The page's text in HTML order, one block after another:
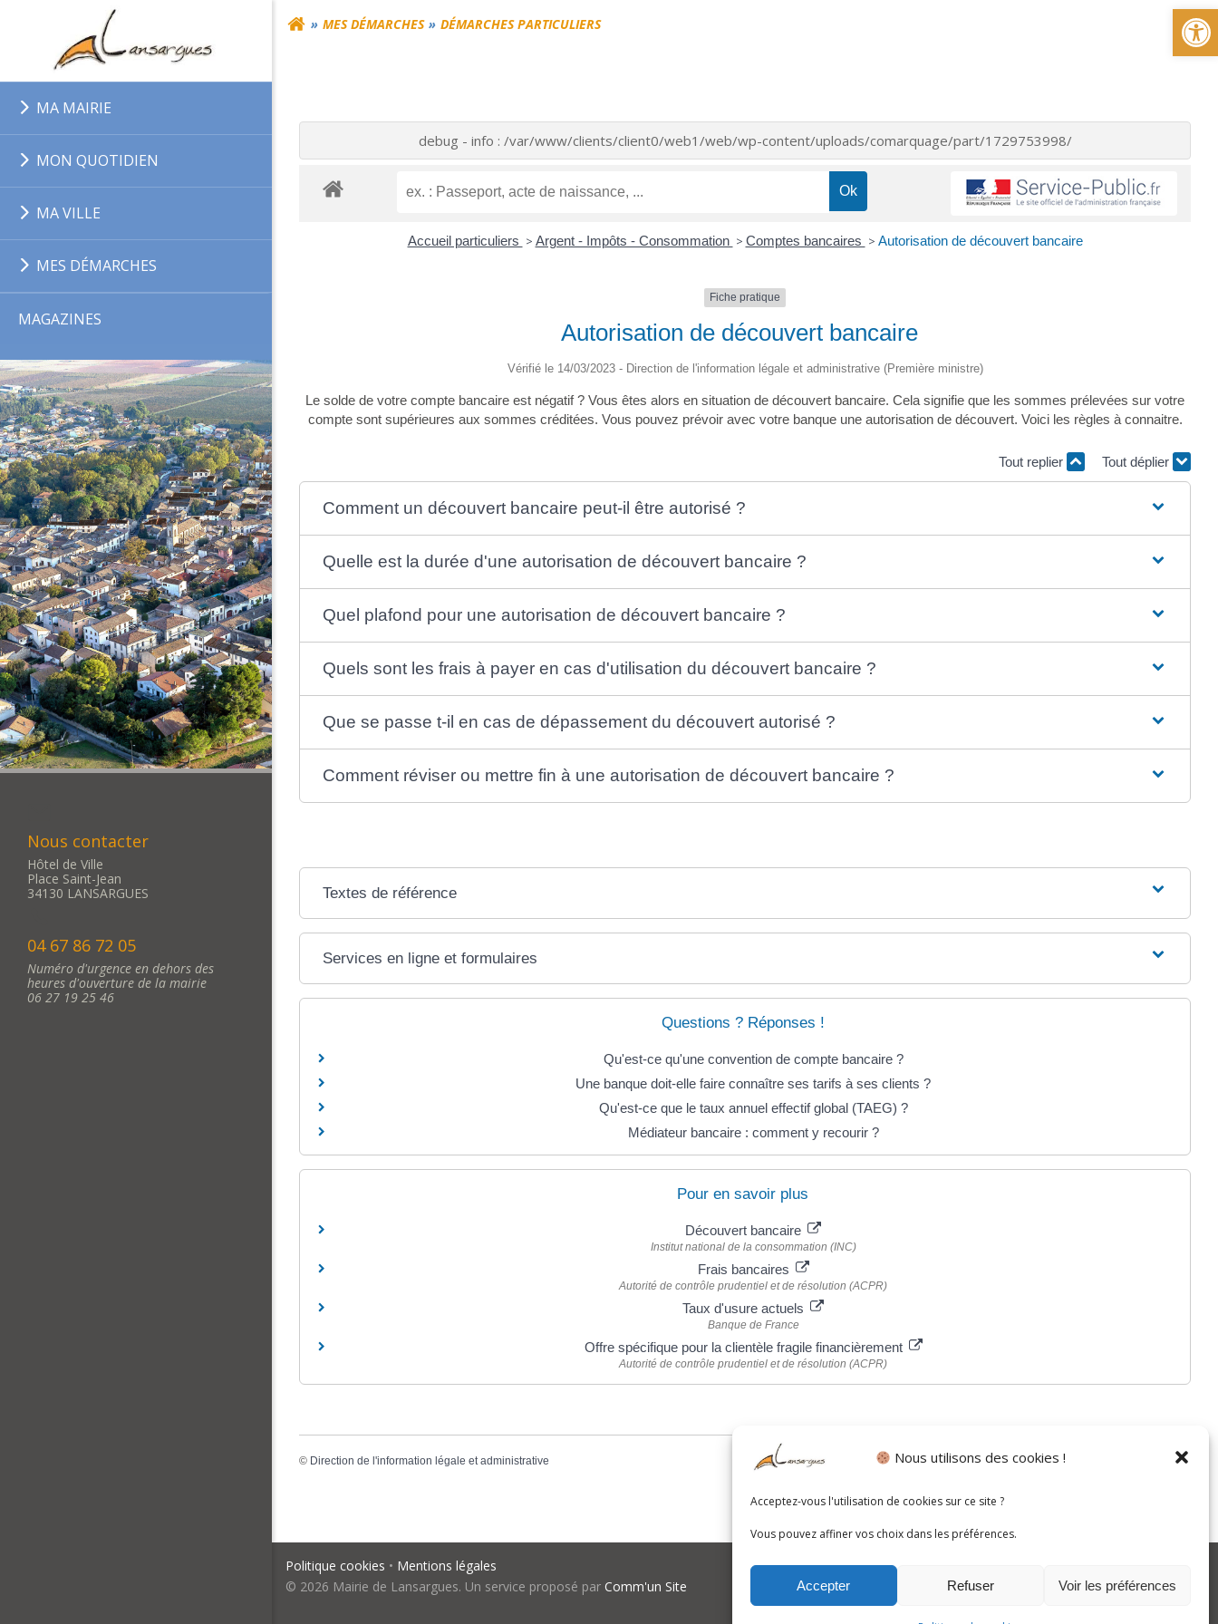
Nous utilisons des cookies !
Acceptez-vous l'utilisation de cookies sur ce site ?
Vous pouvez affiner vos choix dans les préférences.
Accepter Refuser Voir les préférences
MA MAIRIE
MON QUOTIDIEN
MA VILLE
MES DÉMARCHES
MAGAZINES
Nous contacter
Hôtel de Ville
Place Saint-Jean
34130 LANSARGUES
04 67 86 72 05
Numéro d'urgence en dehors des
heures d'ouverture de la mairie
06 27 19 25 46
MES DÉMARCHES DÉMARCHES PARTICULIERS
debug - info : /var/www/clients/client0/web1/web/wp-content/uploads/comarquage/part/1729753998/
Accueil particuliers > Argent - Impôts - Consommation > Comptes bancaires > Autorisation de découvert bancaire
Fiche pratique
Autorisation de découvert bancaire
Vérifié le 14/03/2023 - Direction de l'information légale et administrative (Première ministre)
Le solde de votre compte bancaire est négatif ? Vous êtes alors en situation de découvert bancaire. Cela signifie que les sommes prélevées sur votre
compte sont supérieures aux sommes créditées. Vous pouvez prévoir avec votre banque une autorisation de découvert. Voici les règles à connaitre.
Tout replier Tout déplier
Comment un découvert bancaire peut-il être autorisé ?
Quelle est la durée d'une autorisation de découvert bancaire ?
Quel plafond pour une autorisation de découvert bancaire ?
Quels sont les frais à payer en cas d'utilisation du découvert bancaire ?
Que se passe t-il en cas de dépassement du découvert autorisé ?
Comment réviser ou mettre fin à une autorisation de découvert bancaire ?
Textes de référence
Services en ligne et formulaires
Questions ? Réponses !
Qu'est-ce qu'une convention de compte bancaire ?
Une banque doit-elle faire connaître ses tarifs à ses clients ?
Qu'est-ce que le taux annuel effectif global (TAEG) ?
Médiateur bancaire : comment y recourir ?
Pour en savoir plus
Découvert bancaire
Institut national de la consommation (INC)
Frais bancaires
Autorité de contrôle prudentiel et de résolution (ACPR)
Taux d'usure actuels
Banque de France
Offre spécifique pour la clientèle fragile financièrement
Autorité de contrôle prudentiel et de résolution (ACPR)
© Direction de l'information légale et administrative
Politique cookies • Mentions légales
© 2026 Mairie de Lansargues. Un service proposé par Comm'un Site